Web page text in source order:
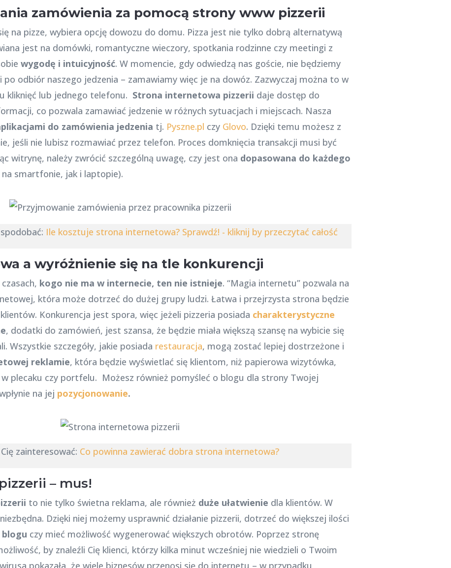
zamówienia za pomocą strony www pizzerii
na pizze, wybiera opcję dowozu do domu. Pizza jest nie tylko dobrą alternatywą
jest na domówki, romantyczne wieczory, spotkania rodzinne czy meetingi z
wygodę i intuicyjność. W momencie, gdy odwiedzą nas goście, nie będziemy
po odbiór naszego jedzenia – zamawiamy więc je na dowóz. Zazwyczaj można to w
kliknięć lub jednego telefonu. Strona internetowa pizzerii daje dostęp do
co pozwala zamawiać jedzenie w różnych sytuacjach i miejscach. Nasza
do zamówienia jedzenia tj. Pyszne.pl czy Glovo. Dzięki temu możesz z
jeśli nie lubisz rozmawiać przez telefon. Proces domknięcia transakcji musi być
witrynę, należy zwrócić szczególną uwagę, czy jest ona dopasowana do każdego
smartfonie, jak i laptopie).
Ile kosztuje strona internetowa? Sprawdź! - kliknij by przeczytać całość
a wyróżnienie się na tle konkurencji
kogo nie ma w internecie, ten nie istnieje. “Magia internetu” pozwala na
która może dotrzeć do dużej grupy ludzi. Łatwa i przejrzysta strona będzie
Konkurencja jest spora, więc jeżeli pizzeria posiada charakterystyczne
, dodatki do zamówień, jest szansa, że będzie miała większą szansę na wybicie się
Wszystkie szczegóły, jakie posiada restauracja, mogą zostać lepiej dostrzeżone i
reklamie, która będzie wyświetlać się klientom, niż papierowa wizytówka,
plecaku czy portfelu. Możesz również pomyśleć o blogu dla strony Twojej
na jej pozycjonowanie.
zainteresować: Co powinna zawierać dobra strona internetowa?
– mus!
to nie tylko świetna reklama, ale również duże ułatwienie dla klientów. W
Dzięki niej możemy usprawnić działanie pizzerii, dotrzeć do większej ilości
blogu czy mieć możliwość wygenerować większych obrotów. Poprzez stronę
by znaleźli Cię klienci, którzy kilka minut wcześniej nie wiedzieli o Twoim
pokazała, że wiele biznesów przenosi się do internetu – w przypadku